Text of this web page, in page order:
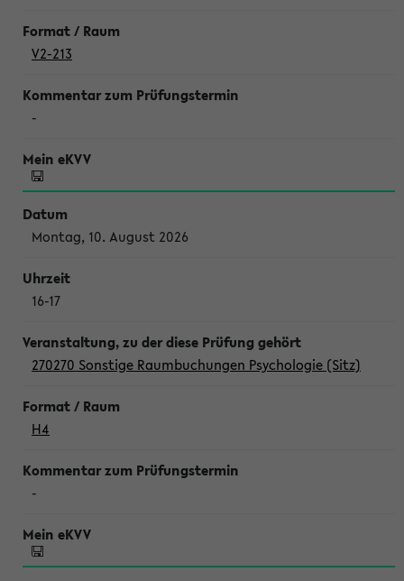
V2-213
-
Montag, 10. August 2026
16-17
270270 Sonstige Raumbuchungen Psychologie (Sitz)
H4
-